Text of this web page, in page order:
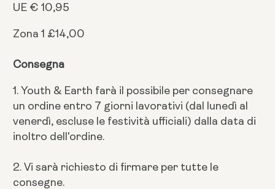
UE € 10,95
Zona 1 £14,00
Consegna
1. Youth & Earth farà il possibile per consegnare
un ordine entro 7 giorni lavorativi (dal lunedì al
venerdì, escluse le festività ufficiali) dalla data di
inoltro dell'ordine.
2. Vi sarà richiesto di firmare per tutte le
consegne.